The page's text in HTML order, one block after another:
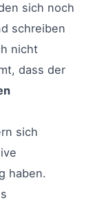
sich noch
schreiben
nicht
dass der
sich
haben.